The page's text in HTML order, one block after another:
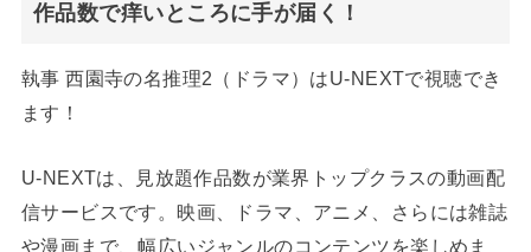
作品数で痒いところに手が届く！
執事 西園寺の名推理2（ドラマ）はU-NEXTで視聴でき
ます！
U-NEXTは、見放題作品数が業界トップクラスの動画配
信サービスです。映画、ドラマ、アニメ、さらには雑誌
や漫画まで、幅広いジャンルのコンテンツを楽しめま